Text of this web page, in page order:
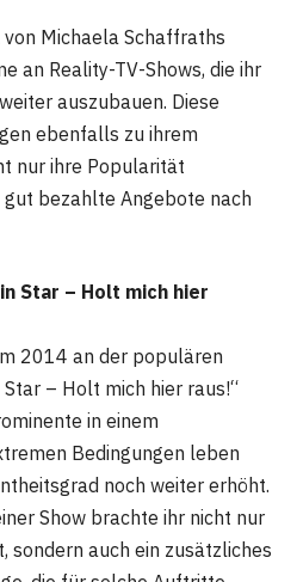
Michaela Schaffraths
an Reality-TV-Shows, die ihr
auszubauen. Diese
ebenfalls zu ihrem
nur ihre Popularität
bezahlte Angebote nach
Star – Holt mich hier
2014 an der populären
– Holt mich hier raus!“
in einem
Bedingungen leben
noch weiter erhöht.
Show brachte ihr nicht nur
sondern auch ein zusätzliches